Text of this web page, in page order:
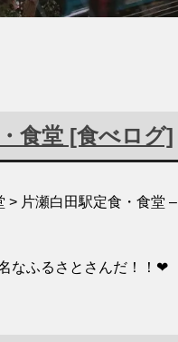
食堂 [食べログ]
> 片瀬白田駅定食・食堂 –
なふるさとさんだ！！❤